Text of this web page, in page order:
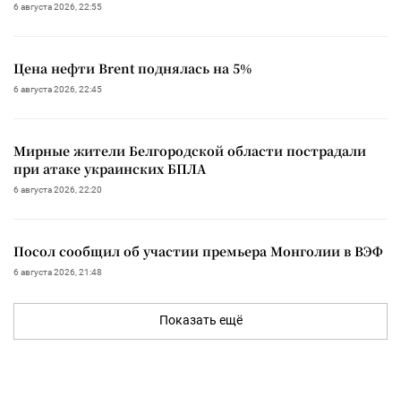
6 августа 2026, 22:55
Цена нефти Brent поднялась на 5%
6 августа 2026, 22:45
Мирные жители Белгородской области пострадали
при атаке украинских БПЛА
6 августа 2026, 22:20
Посол сообщил об участии премьера Монголии в ВЭФ
6 августа 2026, 21:48
Показать ещё